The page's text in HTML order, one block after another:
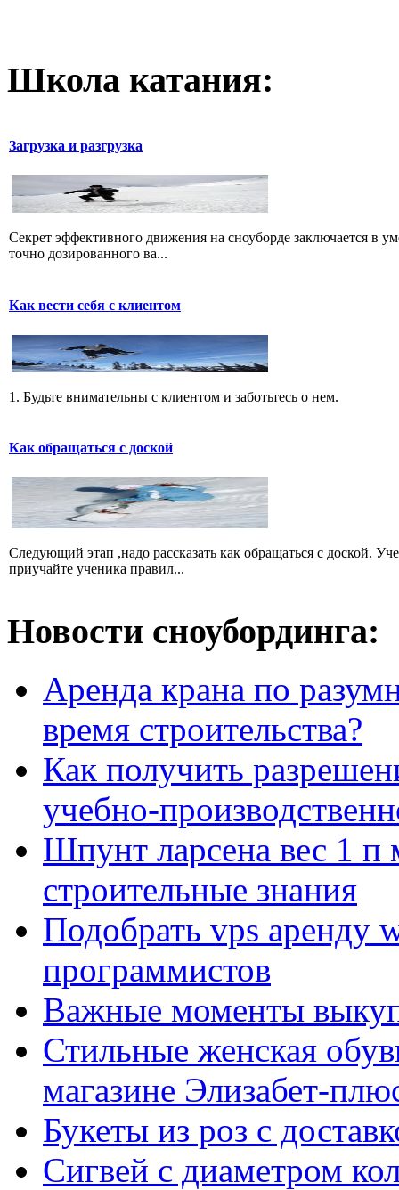
Школа катания:
Загрузка и разгрузка
Секрет эффективного движения на сноуборде заключается в
точно дозированного ва...
Как вести себя с клиентом
1. Будьте внимательны с клиентом и заботьтесь о нем.
Как обращаться с доской
Следующий этап ,надо рассказать как обращаться с доской.
приучайте ученика правил...
Новости сноубординга:
Аренда крана по
время строительства?
Как получить
учебно-
Шпунт ларсена вес 1 п
строительные знания
Подобрать vps аренду
программистов
Важные моменты
Стильные женская
магазине Элизабет-
Букеты из роз с
Сигвей с диаметром